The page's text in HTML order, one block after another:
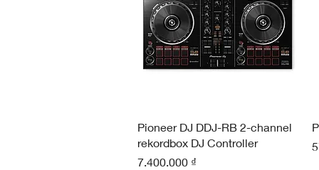
Xem nhanh
Pioneer DJ DDJ-RB 2-channel
rekordbox DJ Controller
Giá
7.400.000 ₫